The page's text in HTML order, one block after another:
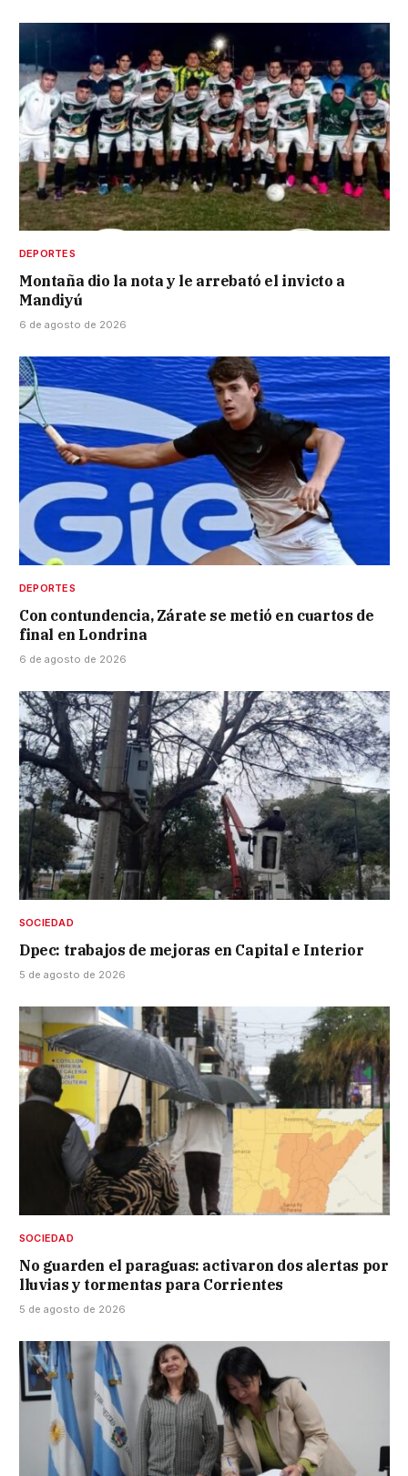
DEPORTES
Montaña dio la nota y le arrebató el invicto a
Mandiyú
6 de agosto de 2026
DEPORTES
Con contundencia, Zárate se metió en cuartos de
final en Londrina
6 de agosto de 2026
SOCIEDAD
Dpec: trabajos de mejoras en Capital e Interior
5 de agosto de 2026
SOCIEDAD
No guarden el paraguas: activaron dos alertas por
lluvias y tormentas para Corrientes
5 de agosto de 2026